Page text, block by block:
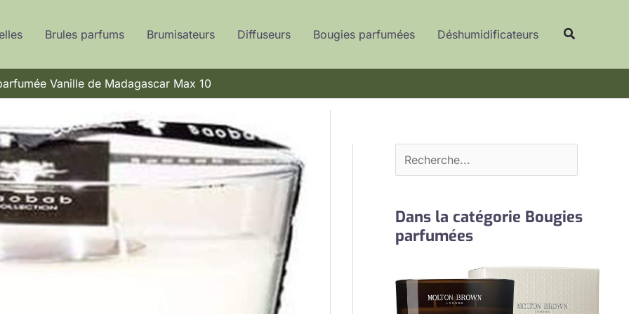
Brules parfums Brumisateurs Diffuseurs Bougies parfumées Déshumidificateurs
Vanille de Madagascar Max 10
e
e
c
r
Dans la catégorie Bougies
parfumées